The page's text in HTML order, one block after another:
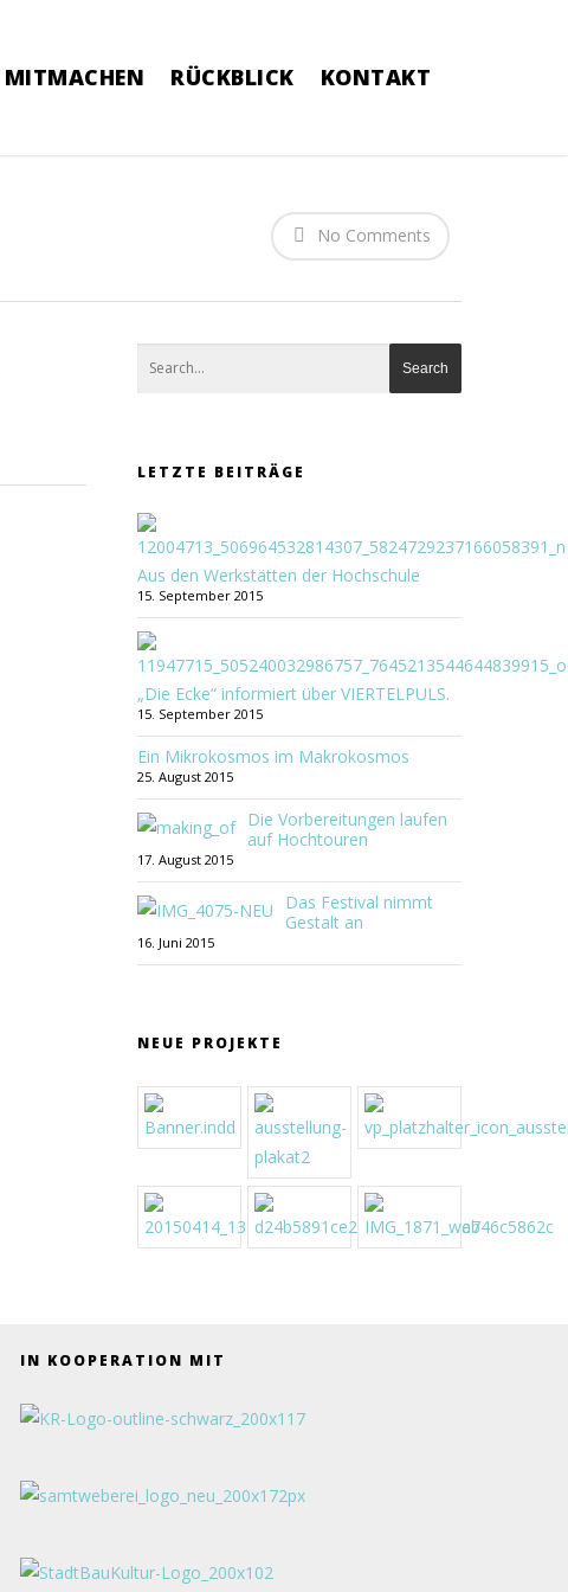
MITMACHEN RÜCKBLICK KONTAKT
No Comments
LETZTE BEITRÄGE
Aus den Werkstätten der Hochschule
15. September 2015
„Die Ecke“ informiert über VIERTELPULS.
15. September 2015
Ein Mikrokosmos im Makrokosmos
25. August 2015
Die Vorbereitungen laufen
auf Hochtouren
17. August 2015
Das Festival nimmt
Gestalt an
16. Juni 2015
NEUE PROJEKTE
IN KOOPERATION MIT